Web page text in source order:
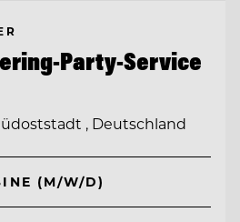
Party-Service
, Deutschland
(M/W/D)